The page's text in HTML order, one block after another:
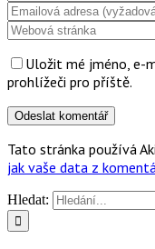
Uložit mé jméno, e-
prohlížeči pro příště.
Tato stránka používá
jak vaše data z
Hledat: